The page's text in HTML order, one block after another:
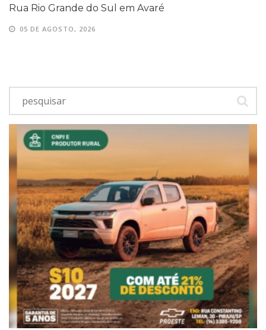
Rua Rio Grande do Sul em Avaré
05 DE AGOSTO, 2026